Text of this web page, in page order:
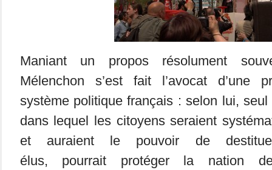
Maniant un propos résolument
Mélenchon s’est fait l’avocat d’une
système politique français : selon lui,
dans lequel les citoyens seraient
et auraient le pouvoir de
élus, pourrait protéger la nation